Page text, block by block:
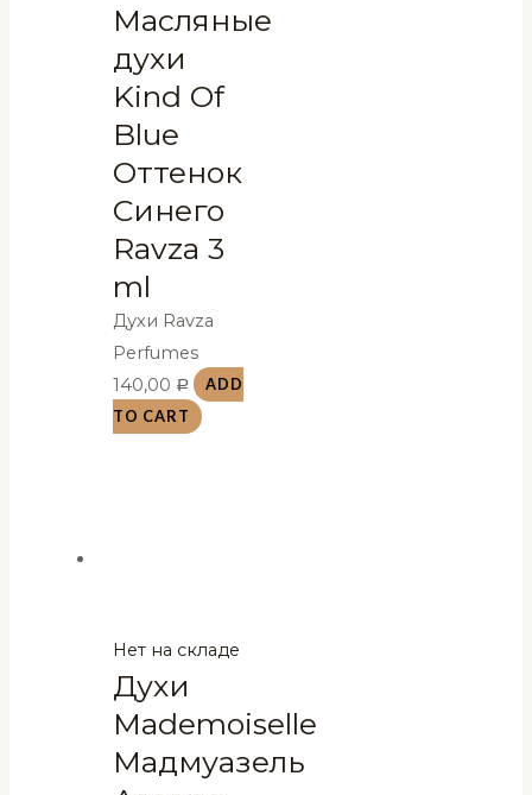
Масляные
духи
Kind Of
Blue
Оттенок
Синего
Ravza 3
ml
Духи Ravza
Perfumes
140,00 Р
ADD
TO CART
Нет на складе
Духи
Mademoiselle
Мадмуазель